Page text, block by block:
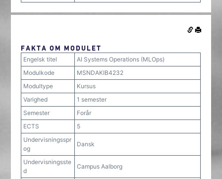
FAKTA OM MODULET
Engelsk titel
AI Systems Operations (MLOps)
Modulkode
MSNDAKIB4232
Modultype
Kursus
Varighed
1 semester
Semester
Forår
ECTS
5
Undervisningsspr
og
Dansk
Undervisningsste
d
Campus Aalborg